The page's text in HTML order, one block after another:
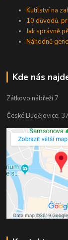
Kutilství na
10 důvodů,
Jak správně
Náhodně
Kde nás
Zátkovo nábřeží 7
České Budějovice,